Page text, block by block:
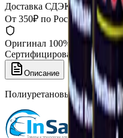
Доставка СДЭК
От 350₽ по России
Оригинал 100%
Сертифицированный товар
Описание
Полиуретановый клей